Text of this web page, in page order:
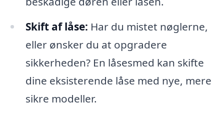
Skift af låse: Har du mistet nøglerne,
eller ønsker du at opgradere
sikkerheden? En låsesmed kan skifte
dine eksisterende låse med nye, mere
sikre modeller.